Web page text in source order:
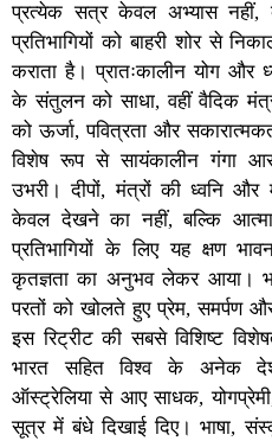
प्रत्येक सत्र केवल अभ्यास
प्रतिभागियों को बाहरी शोर से
कराता है। प्रातःकालीन योग और
के संतुलन को साधा, वहीं वैदिक
को ऊर्जा, पवित्रता और
विशेष रूप से सायंकालीन गंगा
उभरी। दीपों, मंत्रों की ध्वनि और
केवल देखने का नहीं, बल्कि
प्रतिभागियों के लिए यह क्षण
कृतज्ञता का अनुभव लेकर आया।
परतों को खोलते हुए प्रेम, समर्पण
इस रिट्रीट की सबसे विशिष्ट
भारत सहित विश्व के अनेक
ऑस्ट्रेलिया से आए साधक, योगप्रेमी,
सूत्र में बंधे दिखाई दिए। भाषा,